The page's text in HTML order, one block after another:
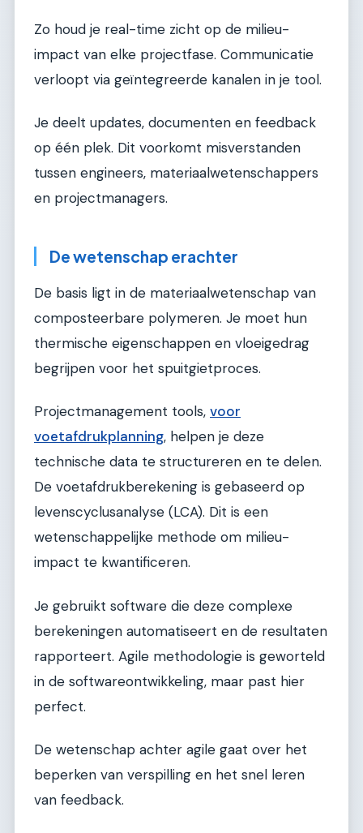
Zo houd je real-time zicht op de milieu-
impact van elke projectfase. Communicatie
verloopt via geïntegreerde kanalen in je tool.
Je deelt updates, documenten en feedback
op één plek. Dit voorkomt misverstanden
tussen engineers, materiaalwetenschappers
en projectmanagers.
De wetenschap erachter
De basis ligt in de materiaalwetenschap van
composteerbare polymeren. Je moet hun
thermische eigenschappen en vloeigedrag
begrijpen voor het spuitgietproces.
Projectmanagement tools, voor
voetafdrukplanning, helpen je deze
technische data te structureren en te delen.
De voetafdrukberekening is gebaseerd op
levenscyclusanalyse (LCA). Dit is een
wetenschappelijke methode om milieu-
impact te kwantificeren.
Je gebruikt software die deze complexe
berekeningen automatiseert en de resultaten
rapporteert. Agile methodologie is geworteld
in de softwareontwikkeling, maar past hier
perfect.
De wetenschap achter agile gaat over het
beperken van verspilling en het snel leren
van feedback.